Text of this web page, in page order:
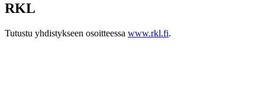
RKL
Tutustu yhdistykseen osoitteessa www.rkl.fi.